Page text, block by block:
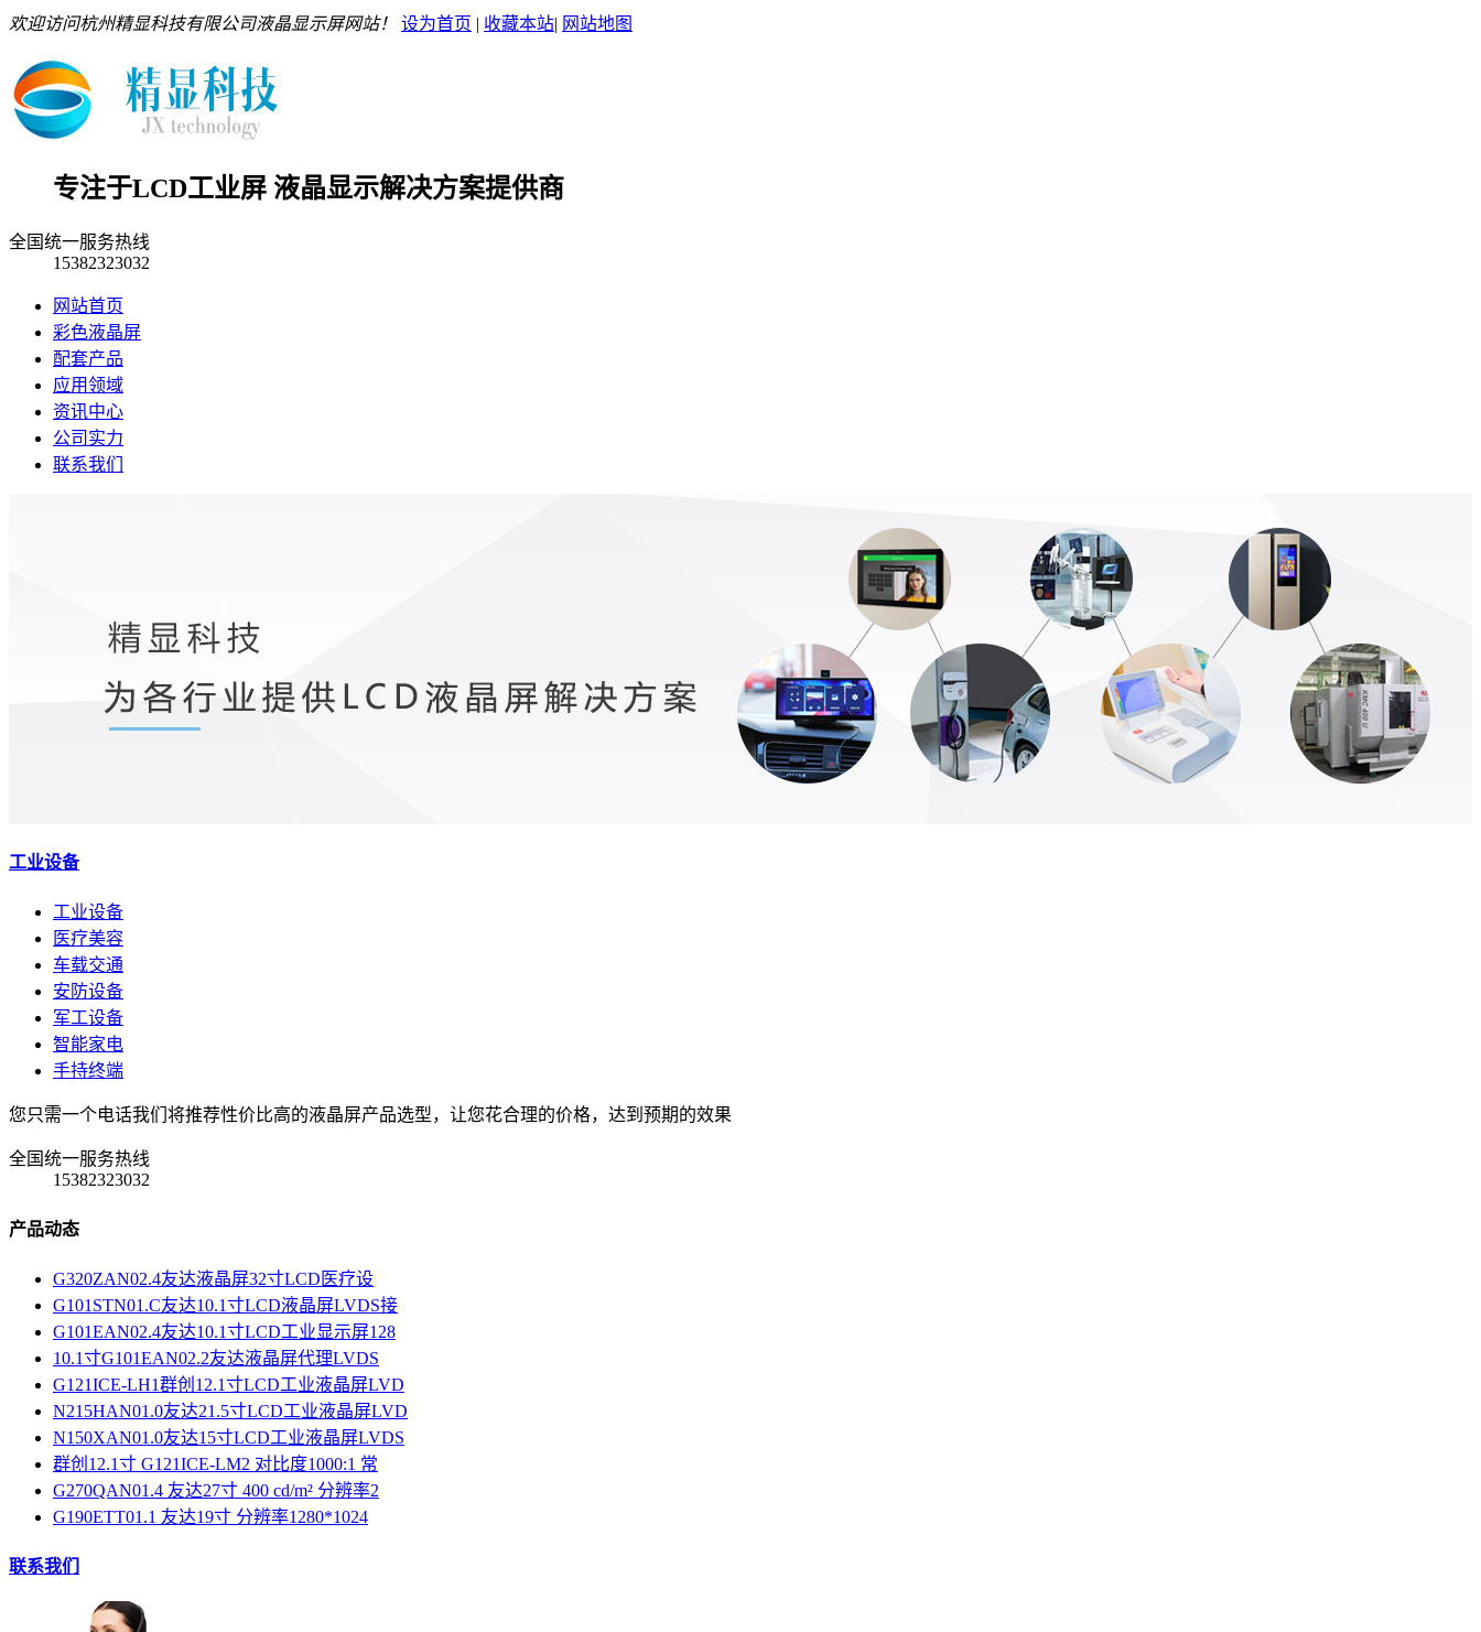
欢迎访问杭州精显科技有限公司液晶显示屏网站！ 设为首页 | 收藏本站| 网站地图
专注于LCD工业屏 液晶显示解决方案提供商
全国统一服务热线
15382323032
网站首页
彩色液晶屏
配套产品
应用领域
资讯中心
公司实力
联系我们
工业设备
工业设备
医疗美容
车载交通
安防设备
军工设备
智能家电
手持终端
您只需一个电话我们将推荐性价比高的液晶屏产品选型，让您花合理的价格，达到预期的效果
全国统一服务热线
15382323032
产品动态
G320ZAN02.4友达液晶屏32寸LCD医疗设
G101STN01.C友达10.1寸LCD液晶屏LVDS接
G101EAN02.4友达10.1寸LCD工业显示屏128
10.1寸G101EAN02.2友达液晶屏代理LVDS
G121ICE-LH1群创12.1寸LCD工业液晶屏LVD
N215HAN01.0友达21.5寸LCD工业液晶屏LVD
N150XAN01.0友达15寸LCD工业液晶屏LVDS
群创12.1寸 G121ICE-LM2 对比度1000:1 常
G270QAN01.4 友达27寸 400 cd/m² 分辨率2
G190ETT01.1 友达19寸 分辨率1280*1024
联系我们